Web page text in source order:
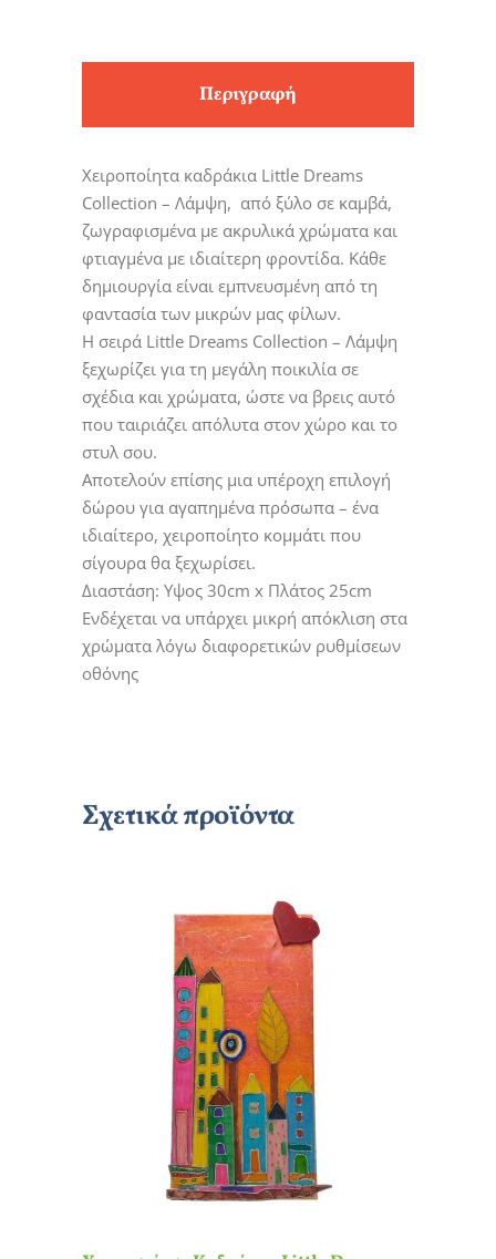
Περιγραφή
Χειροποίητα καδράκια Little Dreams
Collection – Λάμψη, από ξύλο σε καμβά,
ζωγραφισμένα με ακρυλικά χρώματα και
φτιαγμένα με ιδιαίτερη φροντίδα. Κάθε
δημιουργία είναι εμπνευσμένη από τη
φαντασία των μικρών μας φίλων.
Η σειρά Little Dreams Collection – Λάμψη
ξεχωρίζει για τη μεγάλη ποικιλία σε
σχέδια και χρώματα, ώστε να βρεις αυτό
που ταιριάζει απόλυτα στον χώρο και το
στυλ σου.
Αποτελούν επίσης μια υπέροχη επιλογή
δώρου για αγαπημένα πρόσωπα – ένα
ιδιαίτερο, χειροποίητο κομμάτι που
σίγουρα θα ξεχωρίσει.
Διαστάση: Υψος 30cm x Πλάτος 25cm
Ενδέχεται να υπάρχει μικρή απόκλιση στα
χρώματα λόγω διαφορετικών ρυθμίσεων
οθόνης
Σχετικά προϊόντα